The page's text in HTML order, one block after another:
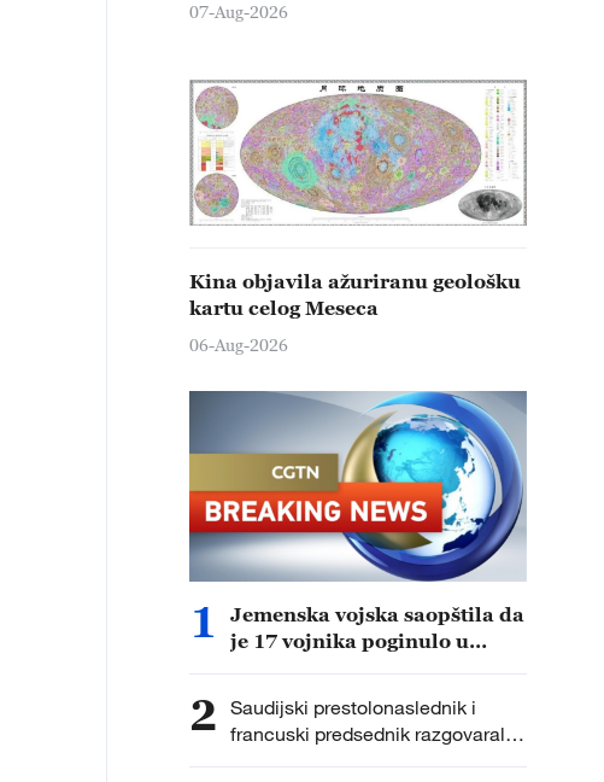
07-Aug-2026
Kina objavila ažuriranu geološku
kartu celog Meseca
06-Aug-2026
1
Jemenska vojska saopštila da
je 17 vojnika poginulo u
2 Saudijski prestolonaslednik i
francuski predsednik razgovarali o
najnovijim regionalnim